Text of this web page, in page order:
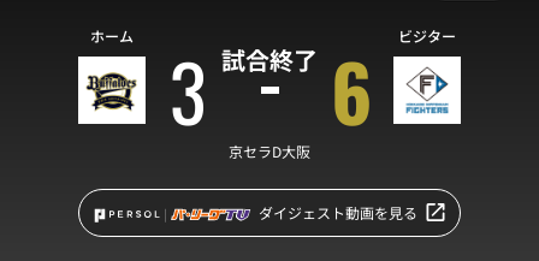
試合終了
ホーム 3 6 ビジター
京セラD大阪
ダイジェスト動画を見る